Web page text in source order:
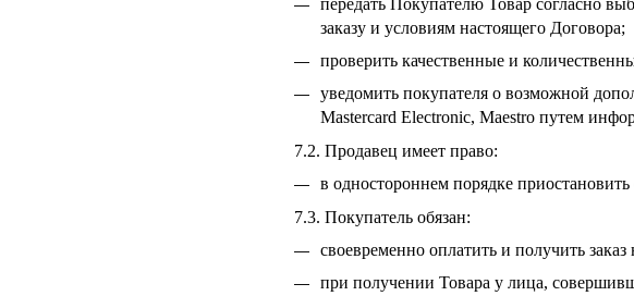
заказу и условиям настоящего Договора;
проверить качественные и
уведомить покупателя о возможной
Mastercard Electronic, Maestro путем
7.2. Продавец имеет право:
в одностороннем порядке
7.3. Покупатель обязан:
своевременно оплатить и получить
при получении Товара у лица,